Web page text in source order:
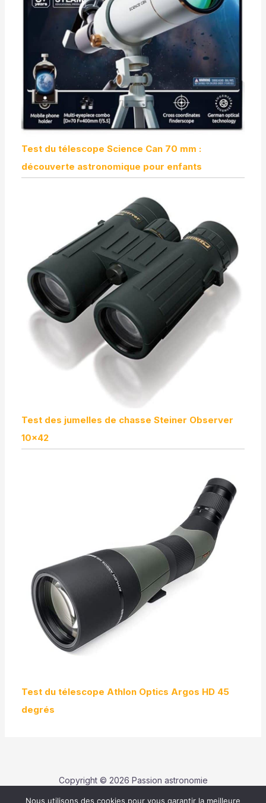
Test du télescope Science Can 70 mm :
découverte astronomique pour enfants
Test des jumelles de chasse Steiner Observer
10×42
Test du télescope Athlon Optics Argos HD 45
degrés
Copyright © 2026 Passion astronomie
Nous utilisons des cookies pour vous garantir la meilleure